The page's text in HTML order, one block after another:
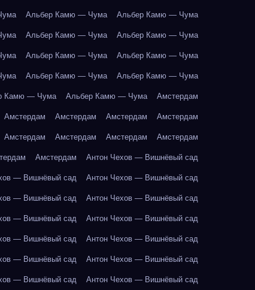
Альбер Камю — Чума Альбер Камю — Чума
Альбер Камю — Чума Альбер Камю — Чума
Альбер Камю — Чума Альбер Камю — Чума
Альбер Камю — Чума Альбер Камю — Чума
Камю — Чума Альбер Камю — Чума Амстердам
Амстердам Амстердам Амстердам Амстердам
Амстердам Амстердам Амстердам Амстердам
Амстердам Антон Чехов — Вишнёвый сад
— Вишнёвый сад Антон Чехов — Вишнёвый сад
— Вишнёвый сад Антон Чехов — Вишнёвый сад
— Вишнёвый сад Антон Чехов — Вишнёвый сад
— Вишнёвый сад Антон Чехов — Вишнёвый сад
— Вишнёвый сад Антон Чехов — Вишнёвый сад
— Вишнёвый сад Антон Чехов — Вишнёвый сад